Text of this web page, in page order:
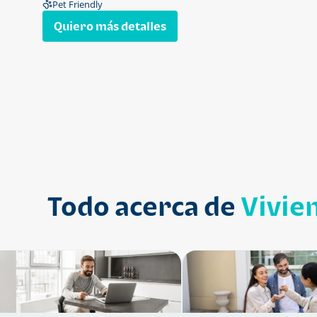
Pet Friendly
Quiero más detalles
Todo acerca de